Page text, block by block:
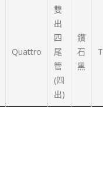
Quattro
雙
出
四
尾
管
(四
出)
鑽
石
黑